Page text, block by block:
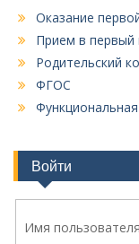
Оказание
Прием в первый
Родительский
ФГОС
Войти
Имя